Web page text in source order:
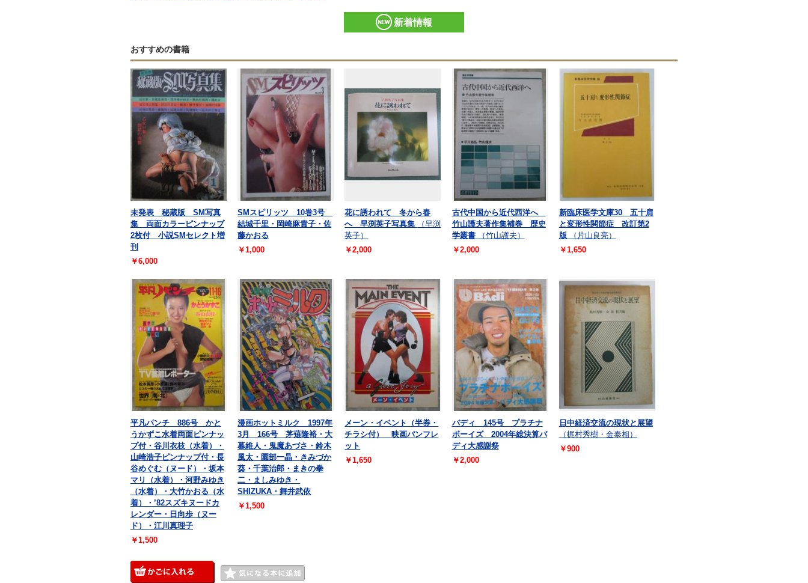
新着情報
おすすめの書籍
未発表 秘蔵版 SM写真
集 両面カラーピンナップ
2枚付 小説SMセレクト増
刊
￥6,000
SMスピリッツ 10巻3号
結城千里・岡崎麻貴子・佐
藤かおる
￥1,000
花に誘われて 冬から春
へ 早渕英子写真集
（早渕
英子）
￥2,000
古代中国から近代西洋へ
竹山護夫著作集補巻 歴史
学叢書
（竹山護夫）
￥2,000
新臨床医学文庫30 五十肩
と変形性関節症 改訂第2
版
（片山良亮）
￥1,650
平凡パンチ 886号 かと
うかずこ水着両面ピンナッ
プ付・谷川衣枝（水着）・
山崎浩子ピンナップ付・長
谷めぐむ（ヌード）・坂本
マリ（水着）・河野みゆき
（水着）・大竹かおる（水
着）・’82スズキヌードカ
レンダー・日向歩（ヌー
ド）・江川真理子
￥1,500
漫画ホットミルク 1997年
3月 166号 茅薙隆裕・大
暮維人・鬼魔あづさ・鈴木
風太・園部一晶・きみづか
葵・千葉治郎・まきの拳
二・ましみゆき・
SHIZUKA・舞井武依
￥1,500
メーン・イベント（半券・
チラシ付） 映画パンフレ
ット
￥1,650
バディ 145号 プラチナ
ボーイズ 2004年総決算バ
ディ大感謝祭
￥2,000
日中経済交流の現状と展望
（梶村秀樹・金泰相）
￥900